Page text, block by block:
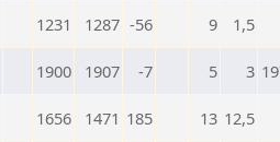
1231 1287 -56 9 1,5
1900 1907 -7 5 3
1656 1471 185 13 12,5